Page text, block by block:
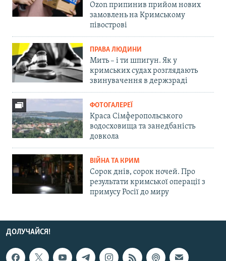
Ozon припинив прийом нових
замовлень на Кримському
півострові
ПРАВА ЛЮДИНИ
Мить – і ти шпигун. Як у
кримських судах розглядають
звинувачення в держзраді
ФОТОГАЛЕРЕЇ
Краса Сімферопольського
водосховища та занедбаність
довкола
ВІЙНА ТА КРИМ
Сорок днів, сорок ночей. Про
результати кримської операції з
примусу Росії до миру
ДОЛУЧАЙСЯ!